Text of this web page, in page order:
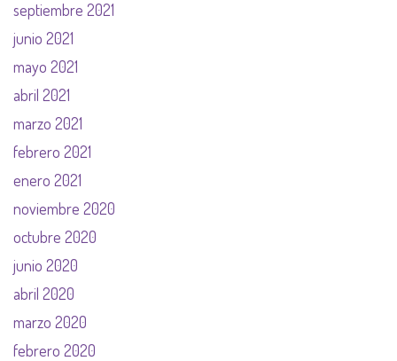
septiembre 2021
junio 2021
mayo 2021
abril 2021
marzo 2021
febrero 2021
enero 2021
noviembre 2020
octubre 2020
junio 2020
abril 2020
marzo 2020
febrero 2020